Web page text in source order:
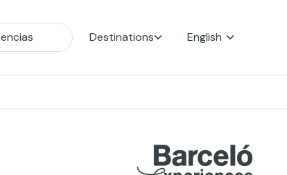
Destinations English